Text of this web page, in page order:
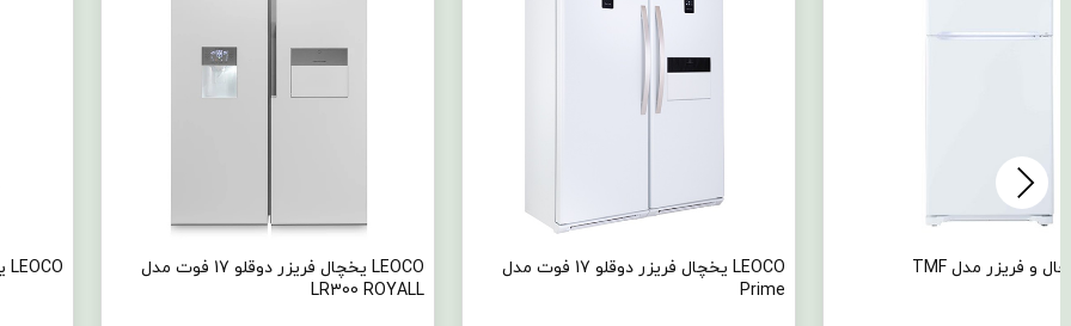
LEOCO یخچال فریزر دوقلو 17 فوت مدل
LEOCO یخچال فریزر دوقلو 17 فوت مدل
LR300 ROYALL
LEOCO یخچال فریزر دوقلو مدل PERFECT LEOCO کولر گازی 9000 مدل LAC09CH/PRO